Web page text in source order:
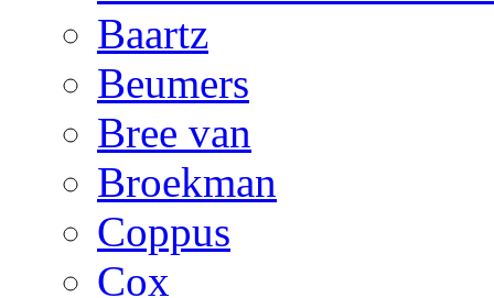
Baartz
Beumers
Bree van
Broekman
Coppus
Cox